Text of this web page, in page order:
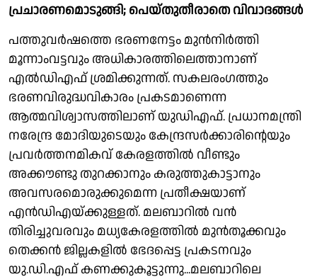
പ്രചാരണമൊടുങ്ങി; പെയ്തുതീരാതെ വിവാദങ്ങള്‍
പത്തുവര്‍ഷത്തെ ഭരണനേട്ടം മുന്‍നിര്‍ത്തി
മൂന്നാംവട്ടവും അധികാരത്തിലെത്താനാണ്
എല്‍ഡിഎഫ് ശ്രമിക്കുന്നത്. സകലരംഗത്തും
ഭരണവിരുദ്ധവികാരം പ്രകടമാണെന്ന
ആത്മവിശ്വാസത്തിലാണ് യുഡിഎഫ്. പ്രധാനമന്ത്രി
നരേന്ദ്ര മോദിയുടെയും കേന്ദ്രസര്‍ക്കാരിന്റെയും
പ്രവര്‍ത്തനമികവ് കേരളത്തില്‍ വീണ്ടും
അക്കൗണ്ടു തുറക്കാനും കരുത്തുകാട്ടാനും
അവസരമൊരുക്കുമെന്ന പ്രതീക്ഷയാണ്
എന്‍ഡിഎയ്ക്കുള്ളത്. മലബാറില്‍ വന്‍
തിരിച്ചുവരവും മധ്യകേരളത്തില്‍ മുന്‍തൂക്കവും
തെക്കന്‍ ജില്ലകളില്‍ ഭേദപ്പെട്ട പ്രകടനവും
യു.ഡി.എഫ് കണക്കുകൂട്ടുന്നു...മലബാറിലെ